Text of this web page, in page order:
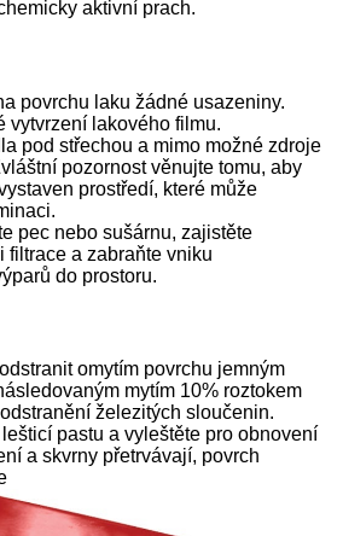
aktivní prach.
povrchu laku žádné usazeniny.
vytvrzení lakového filmu.
pod střechou a mimo možné zdroje
pozornost věnujte tomu, aby
prostředí, které může
pec nebo sušárnu, zajistěte
filtrace a zabraňte vniku
do prostoru.
omytím povrchu jemným
mytím 10% roztokem
železitých sloučenin.
pastu a vyleštěte pro obnovení
a skvrny přetrvávají, povrch